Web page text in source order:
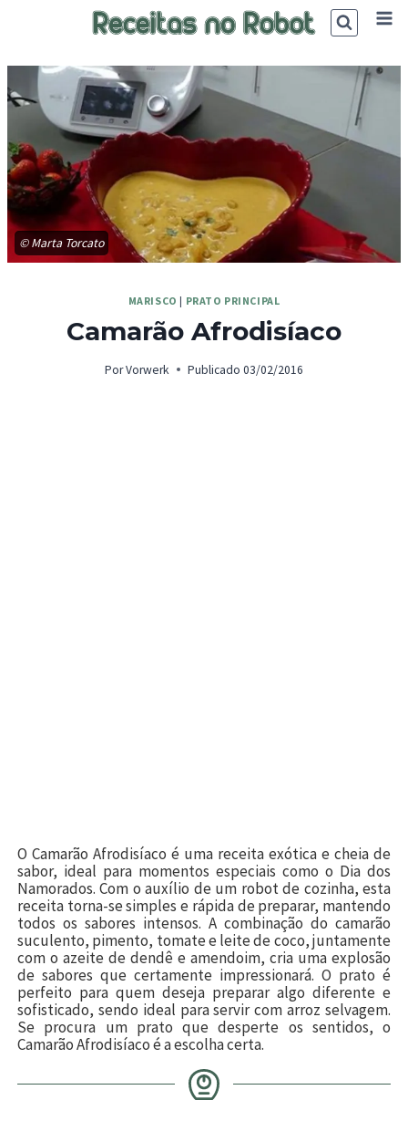
© Marta Torcato
MARISCO | PRATO PRINCIPAL
Camarão Afrodisíaco
PorVorwerk Publicado 03/02/2016
O Camarão Afrodisíaco é uma receita exótica e cheia de
sabor, ideal para momentos especiais como o Dia dos
Namorados. Com o auxílio de um robot de cozinha, esta
receita torna-se simples e rápida de preparar, mantendo
todos os sabores intensos. A combinação do camarão
suculento, pimento, tomate e leite de coco, juntamente
com o azeite de dendê e amendoim, cria uma explosão
de sabores que certamente impressionará. O prato é
perfeito para quem deseja preparar algo diferente e
sofisticado, sendo ideal para servir com arroz selvagem.
Se procura um prato que desperte os sentidos, o
Camarão Afrodisíaco é a escolha certa.